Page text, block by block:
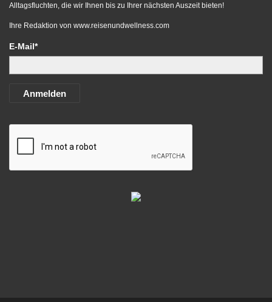
Alltagsfluchten, die wir Ihnen bis zu Ihrer nächsten Auszeit bieten!
Ihre Redaktion von www.reisenundwellness.com
E-Mail*
Anmelden